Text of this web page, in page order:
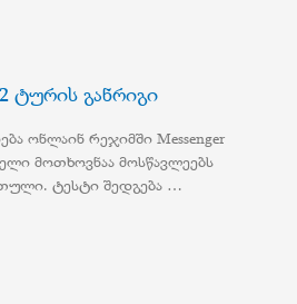
ტურის განრიგი
ონლაინ რეჯიმში Messenger
მოთხოვნაა მოსწავლეებს
ტესტი შედგება …